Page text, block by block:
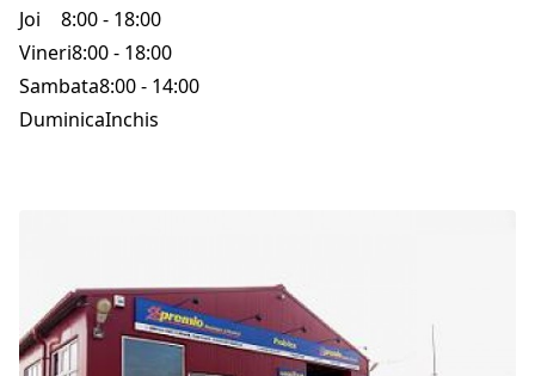
Joi
8:00 - 18:00
Vineri8:00 - 18:00
Sambata8:00 - 14:00
DuminicaInchis